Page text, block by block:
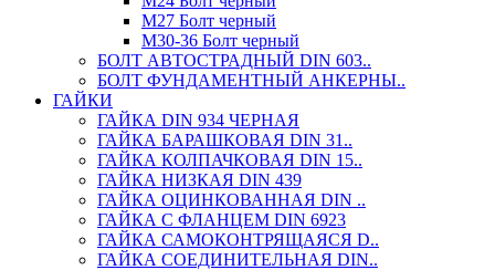
М27 Болт черный
М30-36 Болт черный
БОЛТ АВТОСТРАДНЫЙ DIN 603..
БОЛТ ФУНДАМЕНТНЫЙ АНКЕРНЫ..
ГАЙКИ
ГАЙКА DIN 934 ЧЕРНАЯ
ГАЙКА БАРАШКОВАЯ DIN 31..
ГАЙКА КОЛПАЧКОВАЯ DIN 15..
ГАЙКА НИЗКАЯ DIN 439
ГАЙКА ОЦИНКОВАННАЯ DIN ..
ГАЙКА С ФЛАНЦЕМ DIN 6923
ГАЙКА САМОКОНТРЯЩАЯСЯ D..
ГАЙКА СОЕДИНИТЕЛЬНАЯ DIN..